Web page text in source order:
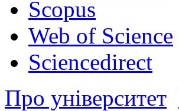
Scopus
Web of Science
Sciencedirect
Про університет